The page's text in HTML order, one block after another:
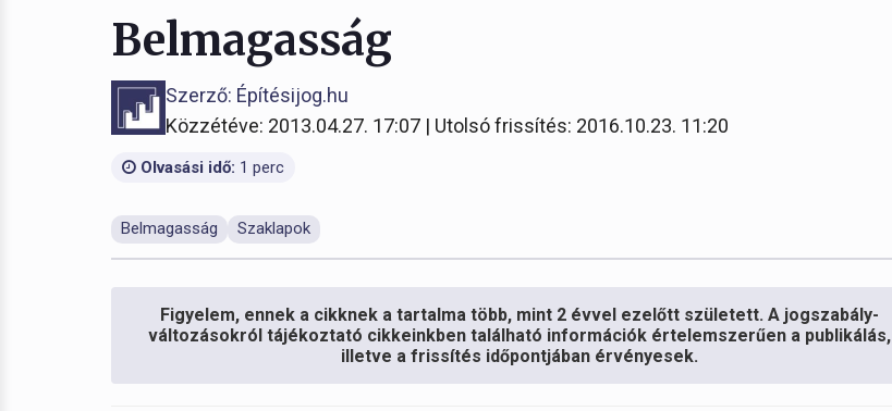
Belmagasság
Szerző: Építésijog.hu
Közzétéve: 2013.04.27. 17:07 | Utolsó frissítés: 2016.10.23. 11:20
Olvasási idő: 1 perc
Belmagasság Szaklapok
Figyelem, ennek a cikknek a tartalma több, mint 2 évvel ezelőtt született. A jogszabály-
változásokról tájékoztató cikkeinkben található információk értelemszerűen a publikálás,
illetve a frissítés időpontjában érvényesek.